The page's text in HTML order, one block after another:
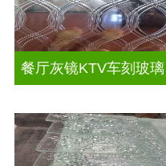
餐厅灰镜KTV车刻玻璃